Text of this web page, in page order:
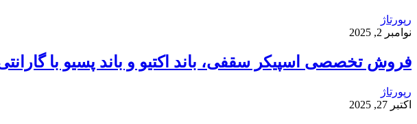
رپورتاژ
نوامبر 2, 2025
فروش تخصصی اسپیکر سقفی، باند اکتیو و باند پسیو با
رپورتاژ
اکتبر 27, 2025